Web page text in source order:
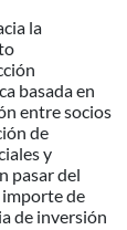
la
basada en
entre socios
de
y
pasar del
importe de
de inversión